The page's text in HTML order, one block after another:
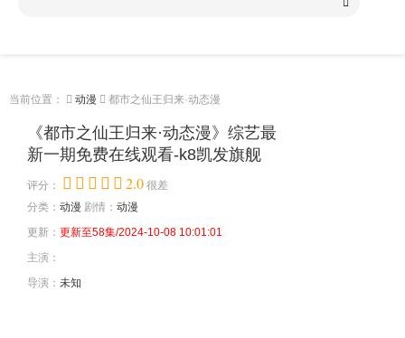
当前位置： 动漫 都市之仙王归来·动态漫
《都市之仙王归来·动态漫》综艺最
新一期免费在线观看-k8凯发旗舰
评分： 2.0 很差
分类： 动漫 剧情： 动漫
更新： 更新至58集/2024-10-08 10:01:01
主演：
导演： 未知